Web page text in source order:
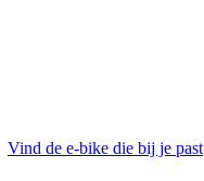
Vind de e-bike die bij je past